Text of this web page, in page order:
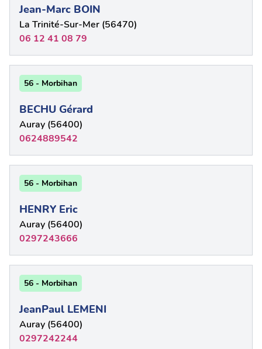
Jean-Marc BOIN
La Trinité-Sur-Mer (56470)
06 12 41 08 79
56 - Morbihan
BECHU Gérard
Auray (56400)
0624889542
56 - Morbihan
HENRY Eric
Auray (56400)
0297243666
56 - Morbihan
JeanPaul LEMENI
Auray (56400)
0297242244